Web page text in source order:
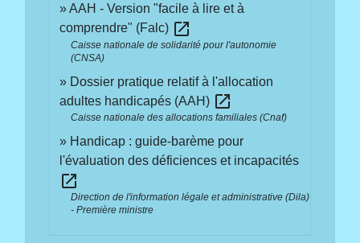
AAH - Version "facile à lire et à
comprendre" (Falc) open_in_new
Caisse nationale de solidarité pour l'autonomie
(CNSA)
Dossier pratique relatif à l'allocation
adultes handicapés (AAH) open_in_new
Caisse nationale des allocations familiales (Cnaf)
Handicap : guide-barème pour
l'évaluation des déficiences et incapacités
open_in_new
Direction de l'information légale et administrative (Dila)
- Première ministre